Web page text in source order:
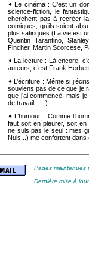
Le cinéma : C’est un
science-fiction, le
cherchent pas à recréer
comiques, qu’ils soient
plus satiriques (La vie est
Quentin Tarantino,
Fincher, Martin Scorcese,
La lecture : Là encore,
auteurs, c’est Frank
L’écriture : Même si
souviens pas de ce que je
que j’ai commencé, mais
de travail... :-)
L’humour : Comme
faut soit en pleurer, soit en
ne suis pas le seul : mes
Nuls...) me confortent dans
Pages maintenues
Dernière mise à